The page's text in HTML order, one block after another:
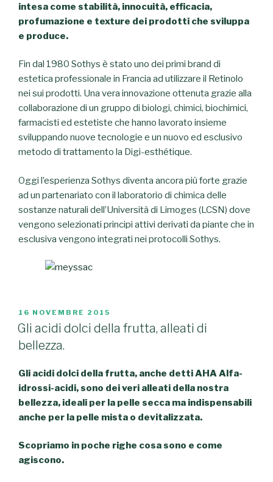
intesa come stabilità, innocuità, efficacia,
profumazione e texture dei prodotti che sviluppa
e produce.
Fin dal 1980 Sothys è stato uno dei primi brand di
estetica professionale in Francia ad utilizzare il Retinolo
nei sui prodotti. Una vera innovazione ottenuta grazie alla
collaborazione di un gruppo di biologi, chimici, biochimici,
farmacisti ed estetiste che hanno lavorato insieme
sviluppando nuove tecnologie e un nuovo ed esclusivo
metodo di trattamento la Digi-esthétique.
Oggi l’esperienza Sothys diventa ancora più forte grazie
ad un partenariato con il laboratorio di chimica delle
sostanze naturali dell’Università di Limoges (LCSN) dove
vengono selezionati principi attivi derivati da piante che in
esclusiva vengono integrati nei protocolli Sothys.
PUBBLICATO
IL
16 NOVEMBRE 2015
Gli acidi dolci della frutta, alleati di
bellezza.
Gli acidi dolci della frutta, anche detti AHA Alfa-
idrossi-acidi, sono dei veri alleati della nostra
bellezza, ideali per la pelle secca ma indispensabili
anche per la pelle mista o devitalizzata.
Scopriamo in poche righe cosa sono e come
agiscono.